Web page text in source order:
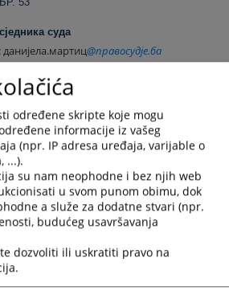
суда
@правосудје.ба
32
:нина.сулејманпасиц@правосудје.ба
БР.21 /
određene skripte koje mogu
informacije iz vašeg
(npr. IP adresa uređaja, varijable o
...).
su nam neophodne i bez njih web
u svom punom obimu, dok
a služe za dodatne stvari (npr.
budućeg usavršavanja
dozvoliti ili uskratiti pravo na